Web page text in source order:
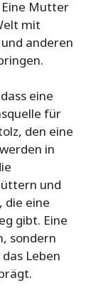
Mutter
mit
anderen
eine
für
den eine
in
und
die eine
gibt. Eine
sondern
Leben